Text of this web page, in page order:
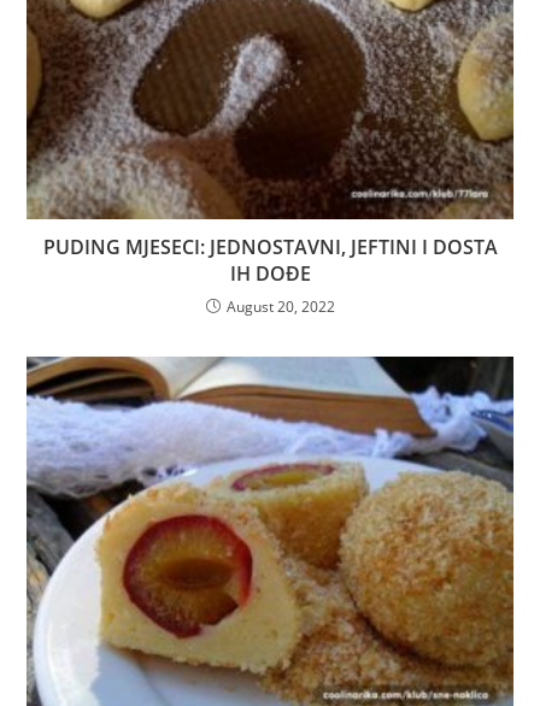
PUDING MJESECI: JEDNOSTAVNI, JEFTINI I DOSTA
IH DOĐE
August 20, 2022